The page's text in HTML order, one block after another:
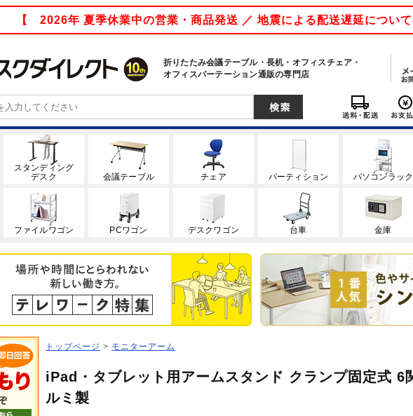
【 2026年 夏季休業中の営業・商品発送 ／ 地震による配送遅延につい
折りたたみ会議テーブル・長机・オフィスチェア・
オフィスパーテーション通販の専門店
スタンディング
デスク
会議テーブル チェア パーティション パソコンラック
ファイルワゴン PCワゴン デスクワゴン 台車 金庫
トップページ > モニターアーム
iPad・タブレット用アームスタンド クランプ固定式 6
ルミ製